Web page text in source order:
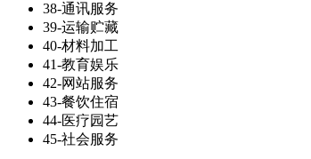
38-通讯服务
39-运输贮藏
40-材料加工
41-教育娱乐
42-网站服务
43-餐饮住宿
44-医疗园艺
45-社会服务